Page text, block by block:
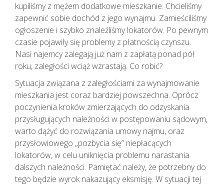
kupiliśmy z mężem dodatkowe mieszkanie. Chcieliśmy
zapewnić sobie dochód z jego wynajmu. Zamieściliśmy
ogłoszenie i szybko znaleźliśmy lokatorów. Po pewnym
czasie pojawiły się problemy z płatnością czynszu.
Nasi najemcy zalegają już nam z zapłatą ponad pół
roku, zaległości wciąż wzrastają. Co robić?
Sytuacja związana z zaległościami za wynajmowanie
mieszkania jest coraz bardziej powszechna. Oprócz
poczynienia kroków zmierzających do odzyskania
przysługujących należności w postępowaniu sądowym,
warto dążyć do rozwiązania umowy najmu, oraz
przysłowiowego „pozbycia się” niepłacących
lokatorów, w celu uniknięcia problemu narastania
dalszych należności. Pamiętać należy, że potrzebny do
tego będzie wyrok nakazujący eksmisję. W sytuacji tej